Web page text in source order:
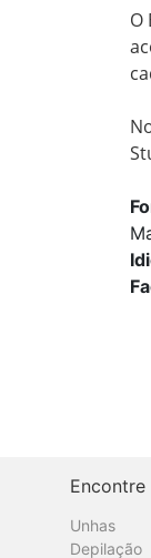
O
Encontre
Unhas
Depilação